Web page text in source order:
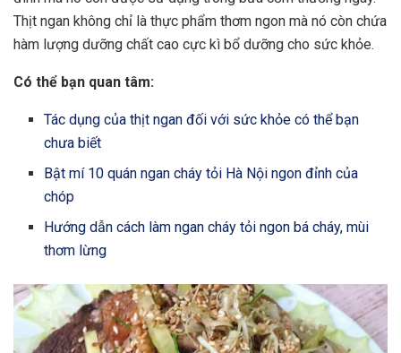
Thịt ngan không chỉ là thực phẩm thơm ngon mà nó còn chứa
hàm lượng dưỡng chất cao cực kì bổ dưỡng cho sức khỏe.
Có thể bạn quan tâm:
Tác dụng của thịt ngan đối với sức khỏe có thể bạn
chưa biết
Bật mí 10 quán ngan cháy tỏi Hà Nội ngon đỉnh của
chóp
Hướng dẫn cách làm ngan cháy tỏi ngon bá cháy, mùi
thơm lừng